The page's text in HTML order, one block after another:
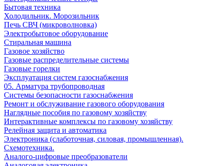
Бытовая техника
Холодильник. Морозильник
Печь СВЧ (микроволновка)
Электробытовое оборудование
Стиральная машина
Газовое хозяйство
Газовые распределительные системы
Газовые горелки
Эксплуатация систем газоснабжения
05. Арматура трубопроводная
Системы безопасности газоснабжения
Ремонт и обслуживание газового оборудования
Наглядные пособия по газовому хозяйству
Интерактивные комплексы по газовому хозяйству
Релейная защита и автоматика
Электроника (слаботочная, силовая, промышленная).
Схемотехника.
Аналого-цифровые преобразователи